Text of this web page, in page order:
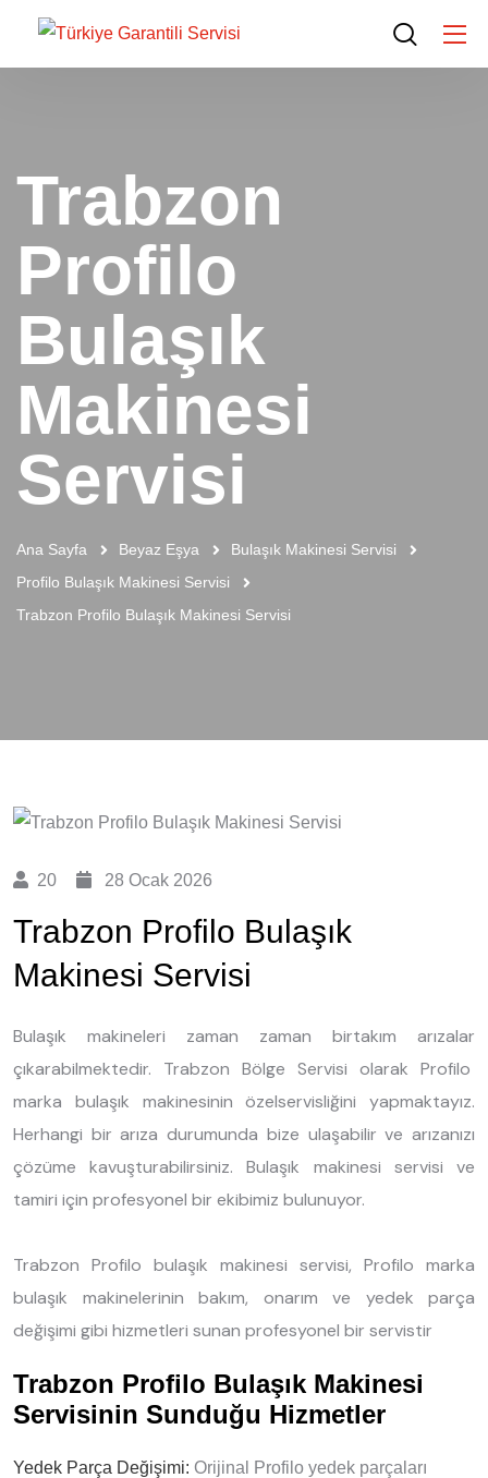
Trabzon
Profilo
Bulaşık
Makinesi
Servisi
Ana Sayfa Beyaz Eşya
Bulaşık Makinesi Servisi
Profilo Bulaşık Makinesi Servisi
Trabzon Profilo Bulaşık Makinesi Servisi
20 28 Ocak 2026
Trabzon Profilo Bulaşık
Makinesi Servisi
Bulaşık makineleri zaman zaman birtakım arızalar
çıkarabilmektedir. Trabzon Bölge Servisi olarak Profilo
marka bulaşık makinesinin özelservisliğini yapmaktayız.
Herhangi bir arıza durumunda bize ulaşabilir ve arızanızı
çözüme kavuşturabilirsiniz. Bulaşık makinesi servisi ve
tamiri için profesyonel bir ekibimiz bulunuyor.
Trabzon Profilo bulaşık makinesi servisi, Profilo marka
bulaşık makinelerinin bakım, onarım ve yedek parça
değişimi gibi hizmetleri sunan profesyonel bir servistir
Trabzon Profilo Bulaşık Makinesi
Servisinin Sunduğu Hizmetler
Yedek Parça Değişimi: Orijinal Profilo yedek parçaları